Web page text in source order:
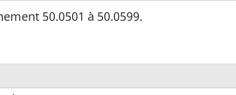
50.0501 à 50.0599.